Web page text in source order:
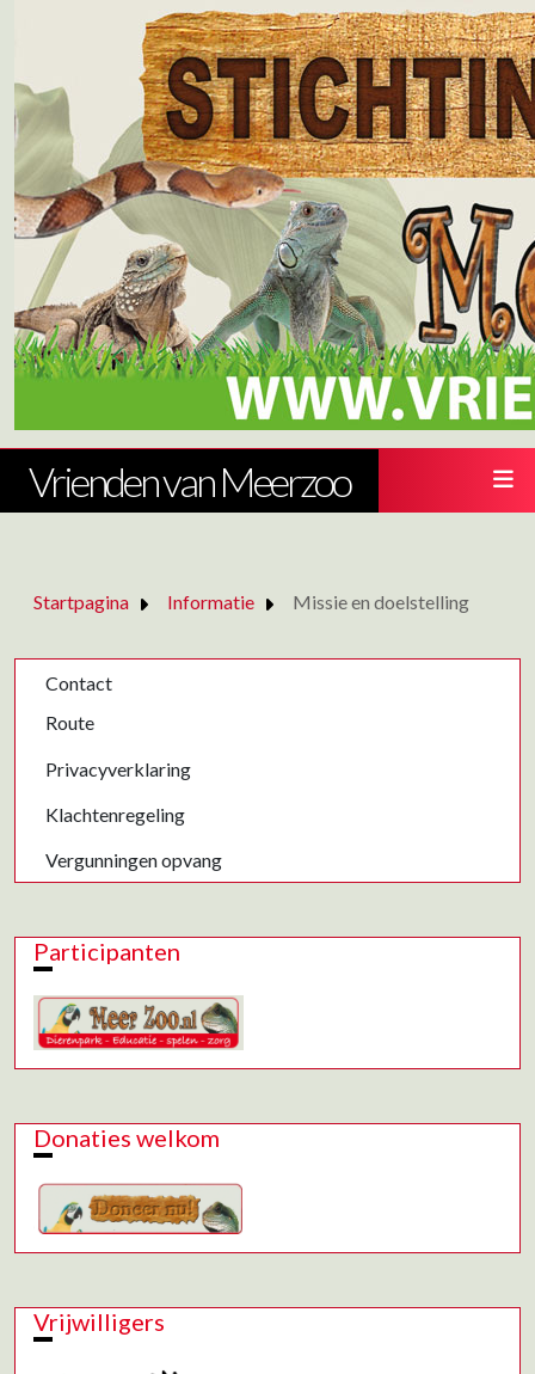
Vrienden van Meerzoo
Startpagina Informatie Missie en doelstelling
Contact
Route
Privacyverklaring
Klachtenregeling
Vergunningen opvang
Participanten
Donaties welkom
Vrijwilligers